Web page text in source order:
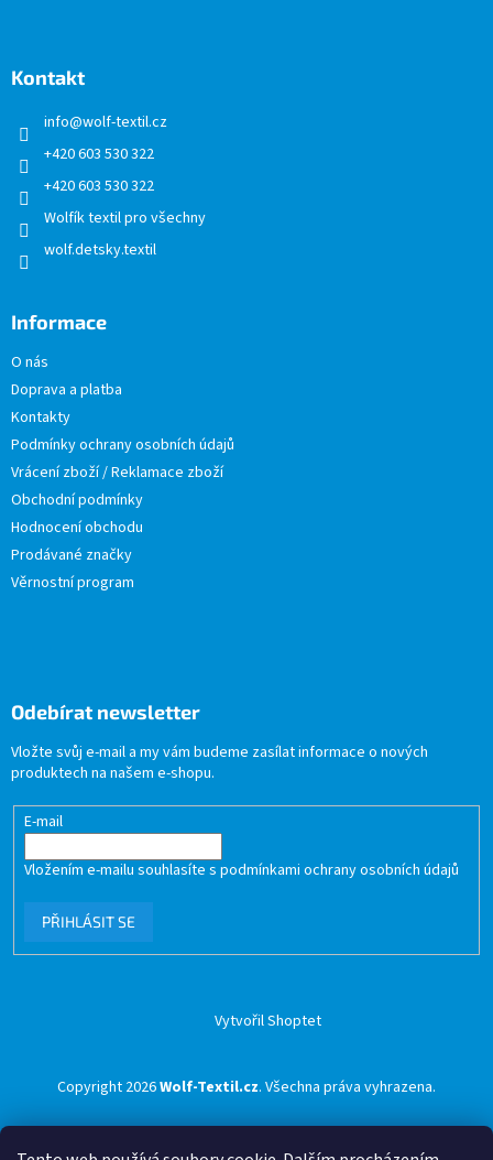
Kontakt
info@wolf-textil.cz
+420 603 530 322
+420 603 530 322
Wolfík textil pro všechny
wolf.detsky.textil
Informace
O nás
Doprava a platba
Kontakty
Podmínky ochrany osobních údajů
Vrácení zboží / Reklamace zboží
Obchodní podmínky
Hodnocení obchodu
Prodávané značky
Věrnostní program
Odebírat newsletter
Vložte svůj e-mail a my vám budeme zasílat informace o nových
produktech na našem e-shopu.
E-mail
Vložením e-mailu souhlasíte s podmínkami ochrany osobních údajů
PŘIHLÁSIT SE
Vytvořil Shoptet
Copyright 2026Wolf-Textil.cz. Všechna práva vyhrazena.